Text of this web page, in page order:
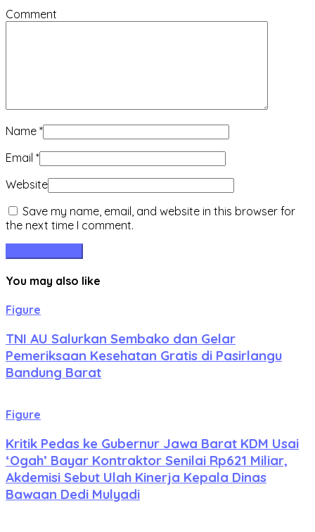
Comment
Name *
Email *
Website
Save my name, email, and website in this browser for
the next time I comment.
You may also like
Figure
TNI AU Salurkan Sembako dan Gelar
Pemeriksaan Kesehatan Gratis di Pasirlangu
Bandung Barat
Figure
Kritik Pedas ke Gubernur Jawa Barat KDM Usai
‘Ogah’ Bayar Kontraktor Senilai Rp621 Miliar,
Akdemisi Sebut Ulah Kinerja Kepala Dinas
Bawaan Dedi Mulyadi